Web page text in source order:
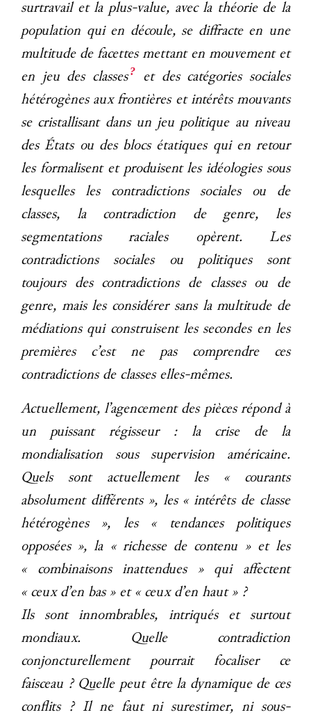
surtravail et la plus-value, avec la théorie de la
population qui en découle, se diffracte en une
multitude de facettes mettant en mouvement et
en jeu des classes ?
et des catégories sociales
hétérogènes aux frontières et intérêts mouvants
se cristallisant dans un jeu politique au niveau
des États ou des blocs étatiques qui en retour
les formalisent et produisent les idéologies sous
lesquelles les contradictions sociales ou de
classes, la contradiction de genre, les
segmentations raciales opèrent. Les
contradictions sociales ou politiques sont
toujours des contradictions de classes ou de
genre, mais les considérer sans la multitude de
médiations qui construisent les secondes en les
premières c’est ne pas comprendre ces
contradictions de classes elles-mêmes.
Actuellement, l’agencement des pièces répond à
un puissant régisseur : la crise de la
mondialisation sous supervision américaine.
Quels sont actuellement les « courants
absolument différents », les « intérêts de classe
hétérogènes », les « tendances politiques
opposées », la « richesse de contenu » et les
« combinaisons inattendues » qui affectent
« ceux d’en bas » et « ceux d’en haut » ?
Ils sont innombrables, intriqués et surtout
mondiaux. Quelle contradiction
conjoncturellement pourrait focaliser ce
faisceau ? Quelle peut être la dynamique de ces
conflits ? Il ne faut ni surestimer, ni sous-